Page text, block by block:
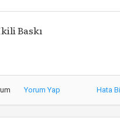
Baskı
Yorum Yap Hata